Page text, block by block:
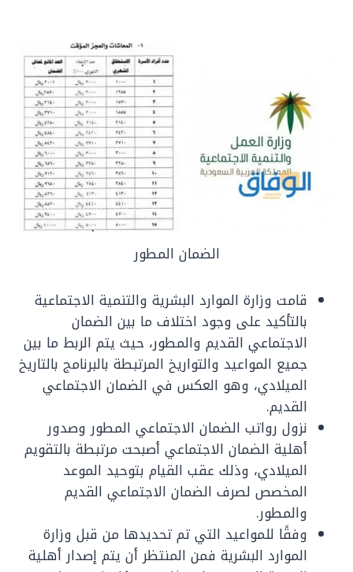
الضمان المطور
قامت وزارة الموارد البشرية والتنمية الاجتماعية
بالتأكيد على وجود اختلاف ما بين الضمان
الاجتماعي القديم والمطور، حيث يتم الربط ما بين
جميع المواعيد والتواريخ المرتبطة بالبرنامج بالتاريخ
الميلادي، وهو العكس في الضمان الاجتماعي
القديم.
نزول رواتب الضمان الاجتماعي المطور وصدور
أهلية الضمان الاجتماعي أصبحت مرتبطة بالتقويم
الميلادي، وذلك عقب القيام بتوحيد الموعد
المخصص لصرف الضمان الاجتماعي القديم
والمطور.
وفقًا للمواعيد التي تم تحديدها من قبل وزارة
الموارد البشرية فمن المنتظر أن يتم إصدار أهلية